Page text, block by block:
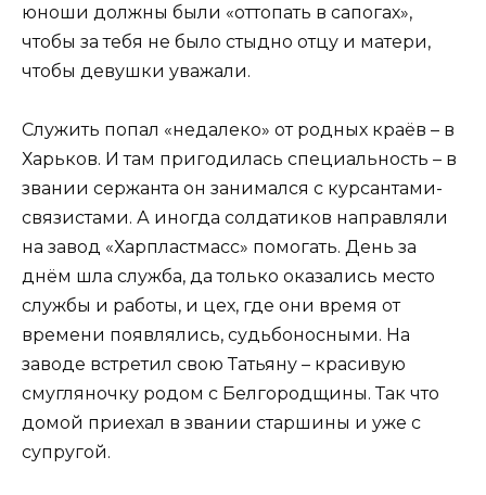
юноши должны были «оттопать в сапогах»,
чтобы за тебя не было стыдно отцу и матери,
чтобы девушки уважали.
Служить попал «недалеко» от родных краёв – в
Харьков. И там пригодилась специальность – в
звании сержанта он занимался с курсантами-
связистами. А иногда солдатиков направляли
на завод «Харпластмасс» помогать. День за
днём шла служба, да только оказались место
службы и работы, и цех, где они время от
времени появлялись, судьбоносными. На
заводе встретил свою Татьяну – красивую
смугляночку родом с Белгородщины. Так что
домой приехал в звании старшины и уже с
супругой.